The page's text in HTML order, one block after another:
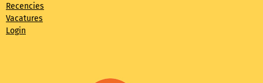
Recencies
Vacatures
Login